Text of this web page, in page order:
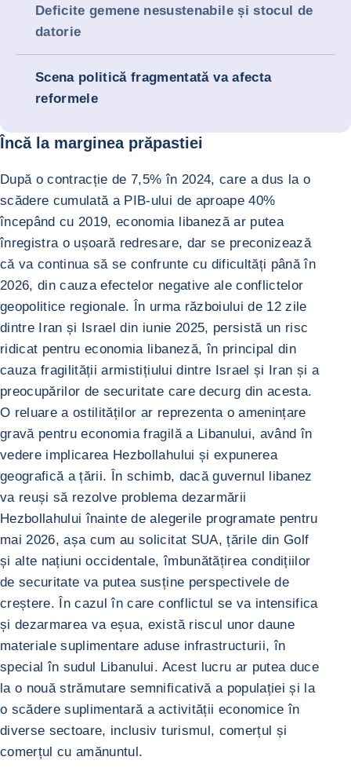
Deficite gemene nesustenabile și stocul de
datorie
Scena politică fragmentată va afecta
reformele
Încă la marginea prăpastiei
După o contracție de 7,5% în 2024, care a dus la o
scădere cumulată a PIB-ului de aproape 40%
începând cu 2019, economia libaneză ar putea
înregistra o ușoară redresare, dar se preconizează
că va continua să se confrunte cu dificultăți până în
2026, din cauza efectelor negative ale conflictelor
geopolitice regionale. În urma războiului de 12 zile
dintre Iran și Israel din iunie 2025, persistă un risc
ridicat pentru economia libaneză, în principal din
cauza fragilității armistițiului dintre Israel și Iran și a
preocupărilor de securitate care decurg din acesta.
O reluare a ostilităților ar reprezenta o amenințare
gravă pentru economia fragilă a Libanului, având în
vedere implicarea Hezbollahului și expunerea
geografică a țării. În schimb, dacă guvernul libanez
va reuși să rezolve problema dezarmării
Hezbollahului înainte de alegerile programate pentru
mai 2026, așa cum au solicitat SUA, țările din Golf
și alte națiuni occidentale, îmbunătățirea condițiilor
de securitate va putea susține perspectivele de
creștere. În cazul în care conflictul se va intensifica
și dezarmarea va eșua, există riscul unor daune
materiale suplimentare aduse infrastructurii, în
special în sudul Libanului. Acest lucru ar putea duce
la o nouă strămutare semnificativă a populației și la
o scădere suplimentară a activității economice în
diverse sectoare, inclusiv turismul, comerțul și
comerțul cu amănuntul.